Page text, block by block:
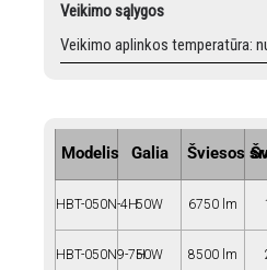
Veikimo sąlygos
Veikimo aplinkos temperatūra:
Modelis Galia Šviesos
HBT-050N-4H50W 6750 lm
HBT-050N9-7H50W 8500 lm